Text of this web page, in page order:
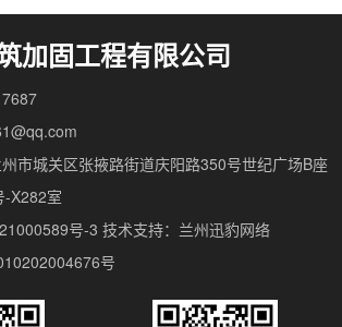
加固工程有限公司
市城关区张掖路街道庆阳路350号世纪广场B座
-X282室
号-3 技术支持： 兰州迅豹网络
号